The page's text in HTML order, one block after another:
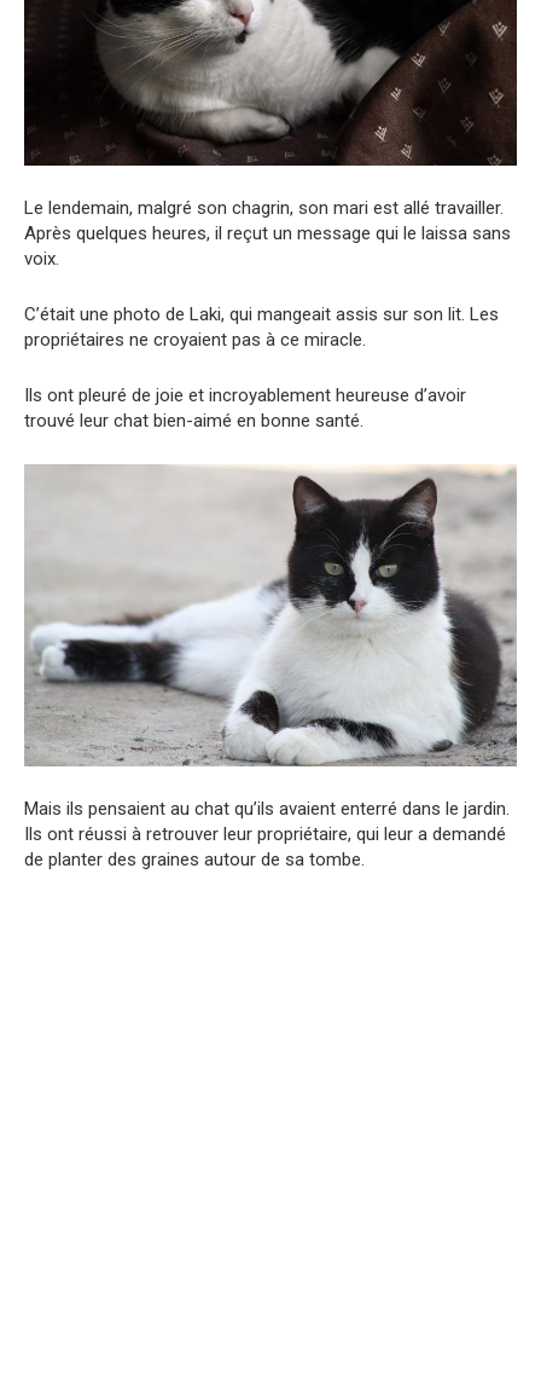
Le lendemain, malgré son chagrin, son mari est allé travailler.
Après quelques heures, il reçut un message qui le laissa sans
voix.
C’était une photo de Laki, qui mangeait assis sur son lit. Les
propriétaires ne croyaient pas à ce miracle.
Ils ont pleuré de joie et incroyablement heureuse d’avoir
trouvé leur chat bien-aimé en bonne santé.
Mais ils pensaient au chat qu’ils avaient enterré dans le jardin.
Ils ont réussi à retrouver leur propriétaire, qui leur a demandé
de planter des graines autour de sa tombe.